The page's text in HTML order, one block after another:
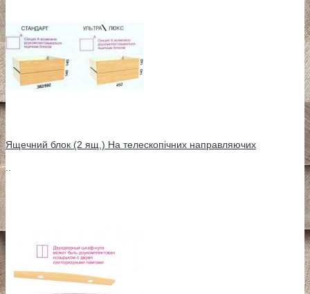
Ящечний блок (2 ящ.) На телескопічних направляючих